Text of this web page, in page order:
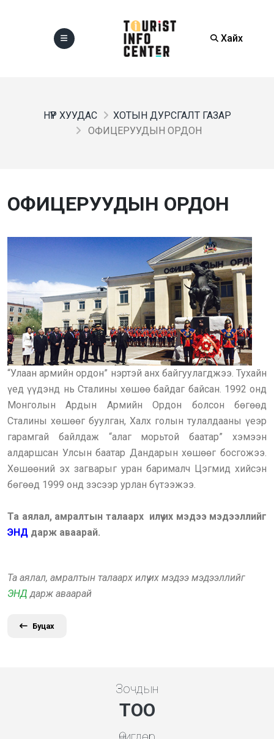
Хайх
НҮҮР ХУУДАС
ХОТЫН ДУРСГАЛТ ГАЗАР
ОФИЦЕРУУДЫН ОРДОН
ОФИЦЕРУУДЫН ОРДОН
“Улаан армийн ордон” нэртэй анх байгуулагджээ. Тухайн
үед үүдэнд нь Сталины хөшөө байдаг байсан. 1992 онд
Монголын Ардын Армийн Ордон болсон бөгөөд
Сталины хөшөөг буулган, Халх голын тулалдааны үеэр
гарамгай байлдаж “алаг морьтой баатар” хэмээн
алдаршсан Улсын баатар Дандарын хөшөөг босгожээ.
Хөшөөний эх загварыг уран барималч Цэгмид хийсэн
бөгөөд 1999 онд зэсээр урлан бүтээжээ.
Та аялал, амралтын талаарх илүү их мэдээ мэдээллийг
ЭНД дарж аваарай.
Та аялал, амралтын талаарх илүү их мэдээ мэдээллийг
ЭНД дарж аваарай
Буцах
Зочдын
ТОО